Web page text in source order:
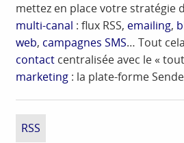
mettez en place votre stratégie
multi-canal : flux RSS, emailing,
web, campagnes SMS… Tout
contact centralisée avec le «
marketing : la plate-forme
RSS